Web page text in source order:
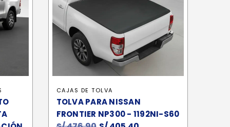
CAJAS DE TOLVA
TOLVA PARA NISSAN
FRONTIER NP300 - 1192NI-S60